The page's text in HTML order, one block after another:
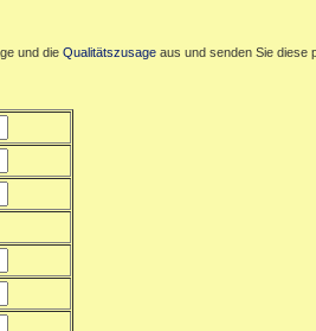
und die Qualitätszusage aus und senden Sie diese